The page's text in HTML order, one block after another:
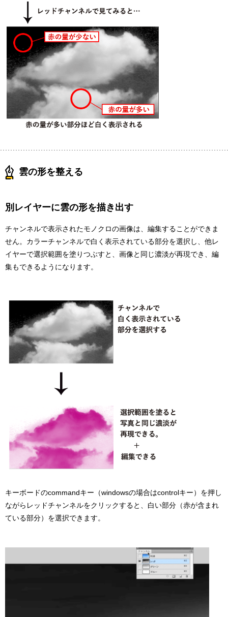
雲の形を整える
別レイヤーに雲の形を描き出す
チャンネルで表示されたモノクロの画像は、編集することができま
せん。カラーチャンネルで白く表示されている部分を選択し、他レ
イヤーで選択範囲を塗りつぶすと、画像と同じ濃淡が再現でき、編
集もできるようになります。
キーボードのcommandキー（windowsの場合はcontrolキー）を押し
ながらレッドチャンネルをクリックすると、白い部分（赤が含まれ
ている部分）を選択できます。